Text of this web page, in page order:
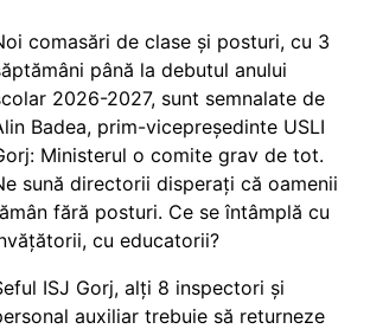
comasări de clase și posturi, cu 3
până la debutul anului
2026-2027, sunt semnalate de
Badea, prim-vicepreședinte USLI
Ministerul o comite grav de tot.
sună directorii disperați că oamenii
fără posturi. Ce se întâmplă cu
cu educatorii?
ISJ Gorj, alți 8 inspectori și
auxiliar trebuie să returneze